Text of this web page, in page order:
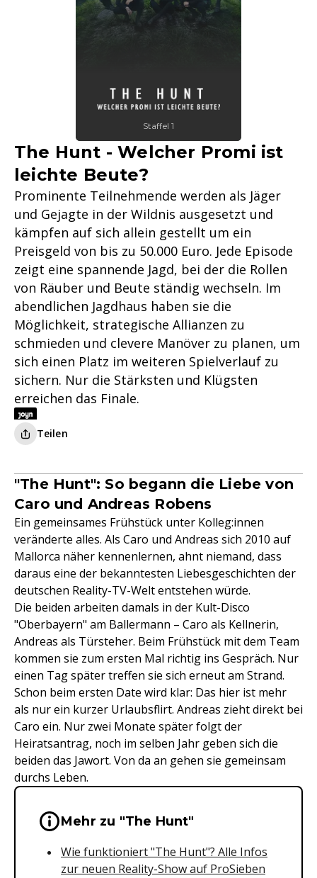
Staffel 1
The Hunt - Welcher Promi ist
leichte Beute?
Prominente Teilnehmende werden als Jäger
und Gejagte in der Wildnis ausgesetzt und
kämpfen auf sich allein gestellt um ein
Preisgeld von bis zu 50.000 Euro. Jede Episode
zeigt eine spannende Jagd, bei der die Rollen
von Räuber und Beute ständig wechseln. Im
abendlichen Jagdhaus haben sie die
Möglichkeit, strategische Allianzen zu
schmieden und clevere Manöver zu planen, um
sich einen Platz im weiteren Spielverlauf zu
sichern. Nur die Stärksten und Klügsten
erreichen das Finale.
Teilen
"The Hunt": So begann die Liebe von
Caro und Andreas Robens
Ein gemeinsames Frühstück unter Kolleg:innen
veränderte alles. Als Caro und Andreas sich 2010 auf
Mallorca näher kennenlernen, ahnt niemand, dass
daraus eine der bekanntesten Liebesgeschichten der
deutschen Reality-TV-Welt entstehen würde.
Die beiden arbeiten damals in der Kult-Disco
"Oberbayern" am Ballermann – Caro als Kellnerin,
Andreas als Türsteher. Beim Frühstück mit dem Team
kommen sie zum ersten Mal richtig ins Gespräch. Nur
einen Tag später treffen sie sich erneut am Strand.
Schon beim ersten Date wird klar: Das hier ist mehr
als nur ein kurzer Urlaubsflirt. Andreas zieht direkt bei
Caro ein. Nur zwei Monate später folgt der
Heiratsantrag, noch im selben Jahr geben sich die
beiden das Jawort. Von da an gehen sie gemeinsam
durchs Leben.
Wichtige Hinweise &
Mehr zu "The Hunt"
Wie funktioniert "The Hunt"? Alle Infos
zur neuen Reality-Show auf ProSieben